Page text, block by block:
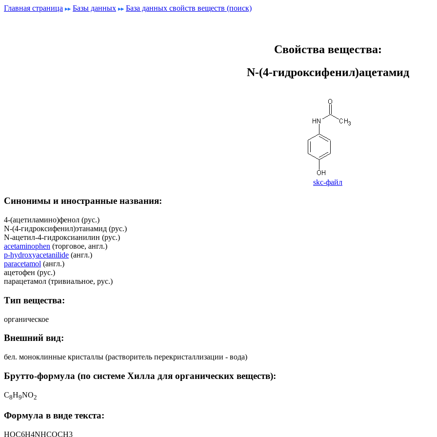
Главная страница Базы данных База данных свойств веществ (поиск)
Свойства вещества:
N-(4-гидроксифенил)ацетамид
skc-файл
Синонимы и иностранные названия:
4-(ацетиламино)фенол (рус.)
N-(4-гидроксифенил)этанамид (рус.)
N-ацетил-4-гидроксианилин (рус.)
acetaminophen (торговое, англ.)
p-hydroxyacetanilide (англ.)
paracetamol (англ.)
ацетофен (рус.)
парацетамол (тривиальное, рус.)
Тип вещества:
органическое
Внешний вид:
бел. моноклинные кристаллы (растворитель перекристаллизации - вода)
Брутто-формула (по системе Хилла для органических веществ):
C8H9NO2
Формула в виде текста:
HOC6H4NHCOCH3